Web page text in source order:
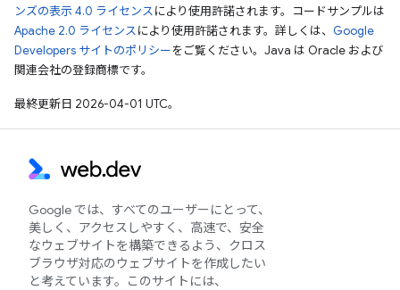
ンズの表示 4.0 ライセンスにより使用許諾されます。コードサンプルは
Apache 2.0 ライセンスにより使用許諾されます。詳しくは、 Google
Developers サイトのポリシーをご覧ください。Java は Oracle および
関連会社の登録商標です。
最終更新日 2026-04-01 UTC。
Google では、すべてのユーザーにとって、
美しく、アクセスしやすく、高速で、安全
なウェブサイトを構築できるよう、クロス
ブラウザ対応のウェブサイトを作成したい
と考えています。このサイトには、